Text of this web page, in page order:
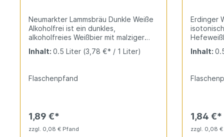
Neumarkter Lammsbräu Dunkle Weiße
Alkoholfrei ist ein dunkles,
alkoholfreies Weißbier mit malziger
Frische und harmonische Süße ohne
Inhalt: 0.5 Liter (3,78 €* / 1 Liter)
Flaschenpfand
1,89 €*
zzgl. 0,08 € Pfand
Erdinger
Optik,
Der
Inhalt:
1,84 €*
zzgl. 0,08 €